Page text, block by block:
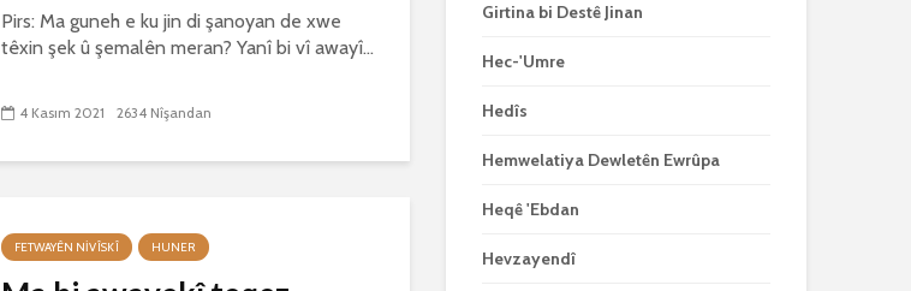
Pirs: Ma guneh e ku jin di şanoyan de xwe
têxin şek û şemalên meran? Yanî bi vî awayî...
4 Kasım 2021 2634 Nîşandan
FETWAYÊN NIVÎSKÎ HUNER
Girtina bi Destê Jinan
Hec-'Umre
Hedîs
Hemwelatiya Dewletên Ewrûpa
Heqê 'Ebdan
Hevzayendî